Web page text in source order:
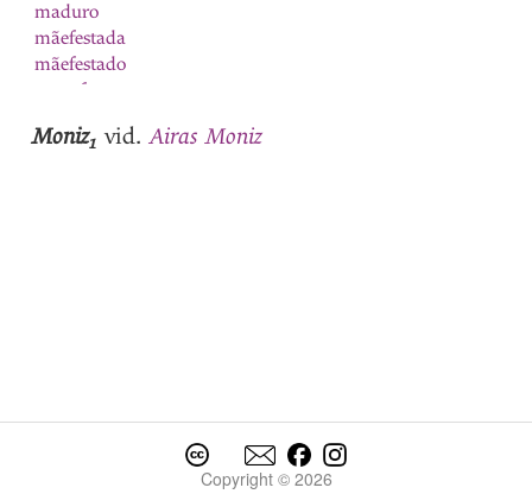
maduro
mãefestada
mãefestado
maenfestar
Maestra
maior
Moniz1 vid.Airas Moniz
Copyright © 2026